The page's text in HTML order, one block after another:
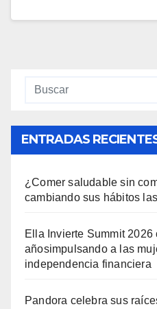
ENTRADAS
¿Comer saludable sin
cambiando sus hábitos
Ella Invierte Summit 2026
añosimpulsando a las
independencia financiera
Pandora celebra sus